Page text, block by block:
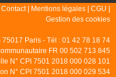
Contact| Mentions légales | CGU |
Gestion des cookies
Paris - Tél : 01 42 78 18 74
FR 00 502 713 845
N° CPI 7501 2018 000 028 101
N° CPI 7501 2018 000 029 534